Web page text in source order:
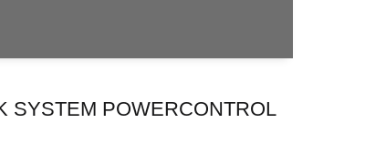
SYSTEM POWERCONTROL